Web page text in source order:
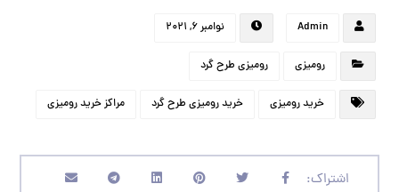
Admin نوامبر ۶, ۲۰۲۱
رومیزی رومیزی طرح گرد
خرید رومیزی خرید رومیزی طرح گرد مراکز خرید رومیزی